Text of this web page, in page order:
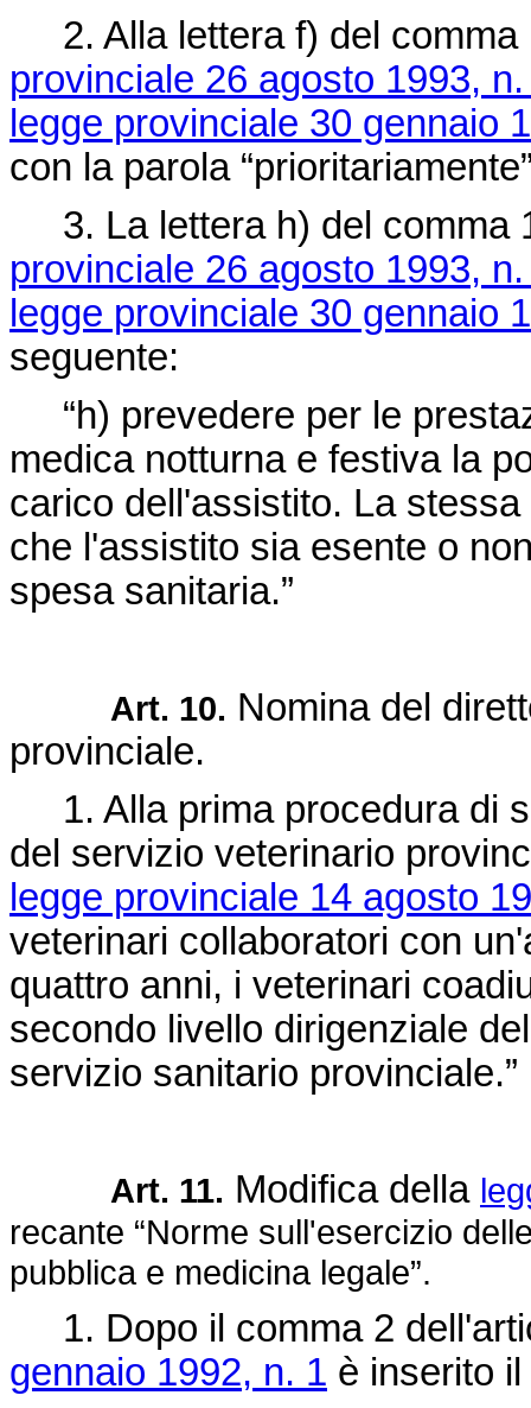
2. Alla lettera f) del comma
provinciale 26 agosto 1993,
legge provinciale 30 gennaio
con la parola
3. La lettera h) del comma
provinciale 26 agosto 1993,
legge provinciale 30 gennaio
seguente:
“h) prevedere per le
medica notturna e festiva la
carico dell'assistito. La
che l'assistito sia esente o
spesa sanitaria.”
Art. 10. Nomina del
provinciale.
1. Alla prima procedura di
del servizio veterinario
legge provinciale 14 agosto
veterinari collaboratori con
quattro anni, i veterinari
secondo livello dirigenziale
servizio sanitario provinciale.”
Art. 11. Modifica della
recante “Norme sull'esercizio
pubblica e medicina legale”.
1. Dopo il comma 2
gennaio 1992, n. 1 è inserito